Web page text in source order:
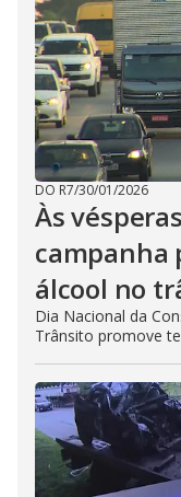
DO R7/30/01/2026
Às
campanha
álcool no
Dia Nacional da
Trânsito promove